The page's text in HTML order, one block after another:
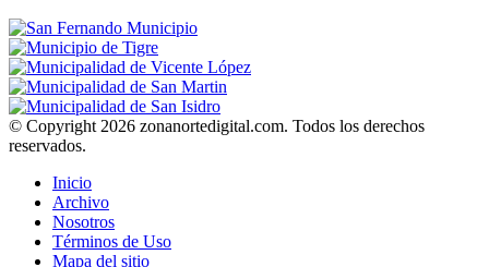
© Copyright 2026 zonanortedigital.com. Todos los derechos
reservados.
Inicio
Archivo
Nosotros
Términos de Uso
Mapa del sitio